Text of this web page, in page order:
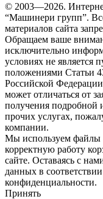
© 2003—2026.
“Машинери групп”.
материалов сайта
Обращаем ваше
исключительно
условиях не является
положениями Статьи
Российской
может отличаться от
получения подробной
прочих услугах,
компании.
Мы используем файлы
корректную работу
сайте. Оставаясь с
данных в
конфиденциальности.
Принять